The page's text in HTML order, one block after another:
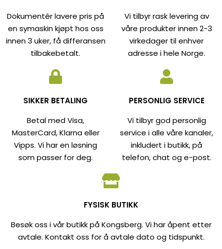
Dokumentér lavere pris på
en symaskin kjøpt hos oss
innen 3 uker, få differansen
tilbakebetalt.
Vi tilbyr rask levering av
våre produkter innen 2-3
virkedager til enhver
adresse i hele Norge.
SIKKER BETALING
Betal med Visa,
MasterCard, Klarna eller
Vipps. Vi har en løsning
som passer for deg.
PERSONLIG SERVICE
Vi tilbyr god personlig
service i alle våre kanaler,
inkludert i butikk, på
telefon, chat og e-post.
FYSISK BUTIKK
Besøk oss i vår butikk på Kongsberg. Vi har åpent etter
avtale. Kontakt oss for å avtale dato og tidspunkt.